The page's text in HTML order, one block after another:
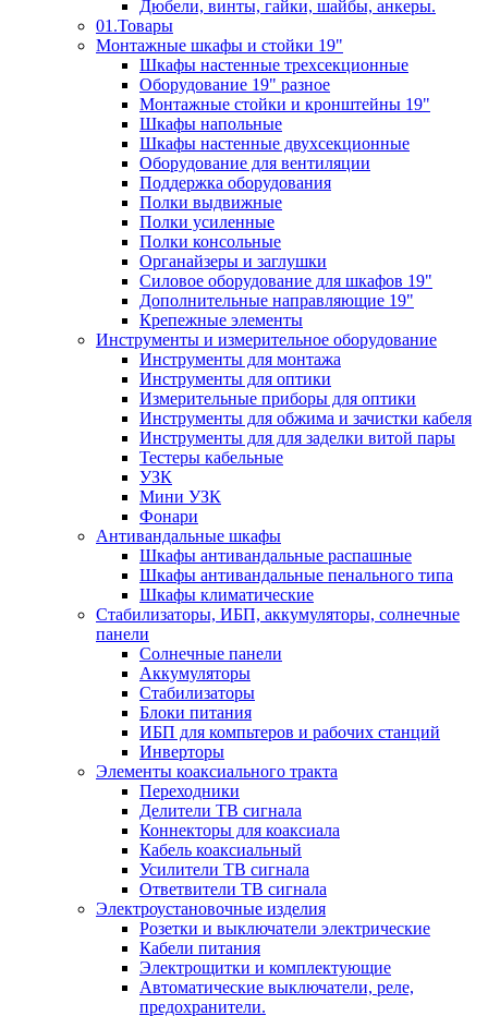
Дюбели, винты, гайки, шайбы, анкеры.
01.Товары
Монтажные шкафы и стойки 19"
Шкафы настенные трехсекционные
Оборудование 19" разное
Монтажные стойки и кронштейны 19"
Шкафы напольные
Шкафы настенные двухсекционные
Оборудование для вентиляции
Поддержка оборудования
Полки выдвижные
Полки усиленные
Полки консольные
Органайзеры и заглушки
Силовое оборудование для шкафов 19"
Дополнительные направляющие 19"
Крепежные элементы
Инструменты и измерительное оборудование
Инструменты для монтажа
Инструменты для оптики
Измерительные приборы для оптики
Инструменты для обжима и зачистки кабеля
Инструменты для для заделки витой пары
Тестеры кабельные
УЗК
Мини УЗК
Фонари
Антивандальные шкафы
Шкафы антивандальные распашные
Шкафы антивандальные пенального типа
Шкафы климатические
Стабилизаторы, ИБП, аккумуляторы, солнечные
панели
Солнечные панели
Аккумуляторы
Стабилизаторы
Блоки питания
ИБП для компьтеров и рабочих станций
Инверторы
Элементы коаксиального тракта
Переходники
Делители ТВ сигнала
Коннекторы для коаксиала
Кабель коаксиальный
Усилители ТВ сигнала
Ответвители ТВ сигнала
Электроустановочные изделия
Розетки и выключатели электрические
Кабели питания
Электрощитки и комплектующие
Автоматические выключатели, реле,
предохранители.